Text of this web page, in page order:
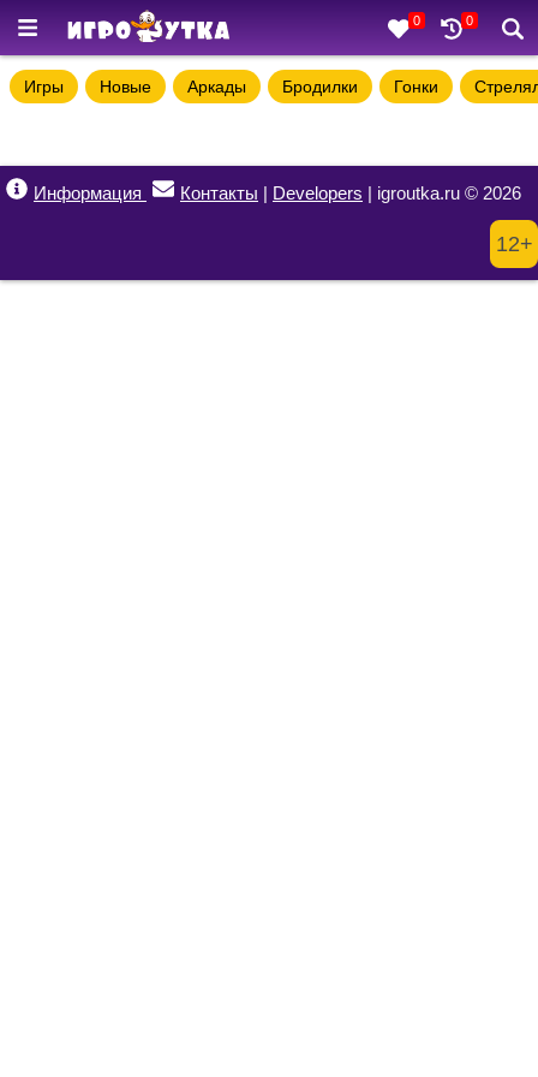
0 0
Игры Новые Аркады Бродилки Гонки
Информация Контакты | Developers | igroutka.ru © 2026
12+